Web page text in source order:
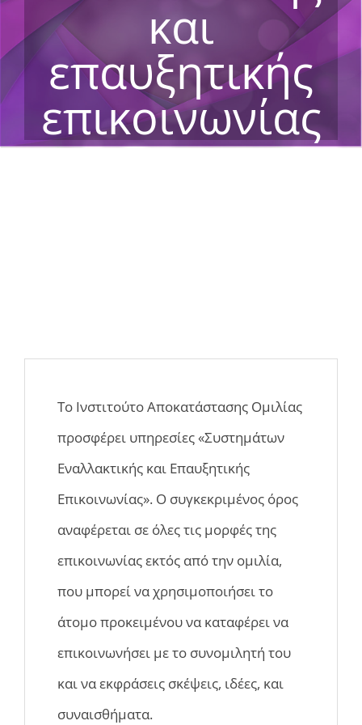
και
επαυξητικής
επικοινωνίας
Το Ινστιτούτο Αποκατάστασης Ομιλίας
προσφέρει υπηρεσίες «Συστημάτων
Εναλλακτικής και Επαυξητικής
Επικοινωνίας». Ο συγκεκριμένος όρος
αναφέρεται σε όλες τις μορφές της
επικοινωνίας εκτός από την ομιλία,
που μπορεί να χρησιμοποιήσει το
άτομο προκειμένου να καταφέρει να
επικοινωνήσει με το συνομιλητή του
και να εκφράσεις σκέψεις, ιδέες, και
συναισθήματα.